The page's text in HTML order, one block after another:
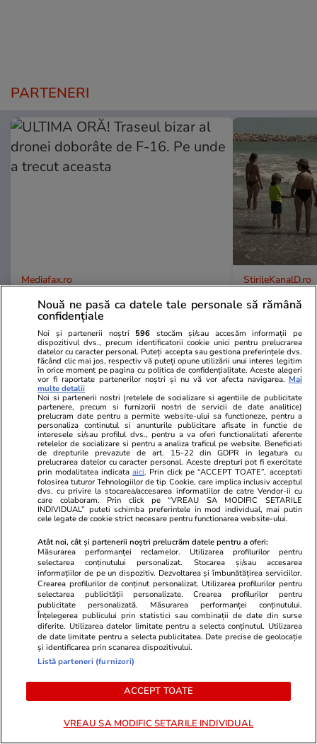
PARTENERI
Mediafax.ro
ULTIMA ORĂ! Traseul bizar al
dronei doborâte de F-16. Pe unde
a trecut aceasta
StirileKanalD.ro
Femeie
făcea plajă:
PROMO
Advertorial
Smart is the new chic: Cum ne
ajută tehnologia să ne reinventăm
Advertorial
Înscrie-te
voucher de
PARTENERI
Nouă ne pasă ca datele tale personale să rămână
confidențiale
Noi și partenerii noștri 596 stocăm și/sau accesăm informații pe
dispozitivul dvs., precum identificatorii cookie unici pentru prelucrarea
datelor cu caracter personal. Puteți accepta sau gestiona preferințele dvs.
făcând clic mai jos, respectiv vă puteți opune utilizării unui interes legitim
în orice moment pe pagina cu politica de confidențialitate. Aceste alegeri
vor fi raportate partenerilor noștri și nu vă vor afecta navigarea. Mai
multe detalii
Noi si partenerii nostri (retelele de socializare si agentiile de publicitate
partenere, precum si furnizorii nostri de servicii de date analitice)
prelucram date pentru a permite website-ului sa functioneze, pentru a
personaliza continutul si anunturile publicitare afisate in functie de
interesele si/sau profilul dvs., pentru a va oferi functionalitati aferente
retelelor de socializare si pentru a analiza traficul pe website. Beneficiati
de drepturile prevazute de art. 15-22 din GDPR in legatura cu
prelucrarea datelor cu caracter personal. Aceste drepturi pot fi exercitate
prin modalitatea indicataaici. Prin click pe “ACCEPT TOATE”, acceptati
folosirea tuturor Tehnologiilor de tip Cookie, care implica inclusiv acceptul
dvs. cu privire la stocarea/accesarea informatiilor de catre Vendor-ii cu
care colaboram. Prin click pe “VREAU SA MODIFIC SETARILE
INDIVIDUAL” puteti schimba preferintele in mod individual, mai putin
cele legate de cookie strict necesare pentru functionarea website-ului.
Atât noi, cât și partenerii noștri prelucrăm datele pentru a oferi:
Măsurarea performanței reclamelor. Utilizarea profilurilor pentru
selectarea conținutului personalizat. Stocarea și/sau accesarea
informațiilor de pe un dispozitiv. Dezvoltarea și îmbunătățirea serviciilor.
Crearea profilurilor de conținut personalizat. Utilizarea profilurilor pentru
selectarea publicității personalizate. Crearea profilurilor pentru
publicitate personalizată. Măsurarea performanței conținutului.
Înțelegerea publicului prin statistici sau combinații de date din surse
diferite. Utilizarea datelor limitate pentru a selecta conținutul. Utilizarea
de date limitate pentru a selecta publicitatea. Date precise de geolocație
și identificarea prin scanarea dispozitivului.
Listă parteneri (furnizori)
ACCEPT TOATE
VREAU SA MODIFIC SETARILE INDIVIDUAL